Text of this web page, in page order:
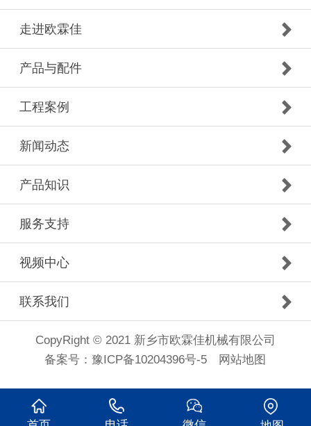
走进欧霖佳
产品与配件
工程案例
新闻动态
产品知识
服务支持
视频中心
联系我们
CopyRight © 2021 新乡市欧霖佳机械有限公司
备案号：豫ICP备10204396号-5 网站地图